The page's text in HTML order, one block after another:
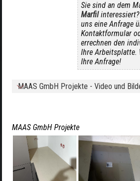
Sie sind an dem
Marfilinteressiert?
uns eine Anfrage
Kontaktformular
errechnen den
Ihre Arbeitsplatte.
Ihre Anfrage!
MAAS GmbH Projekte - Video und
MAAS GmbH Projekte